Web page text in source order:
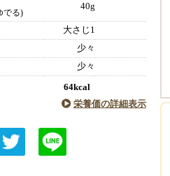
でる)
40g
大さじ1
少々
少々
64kcal
栄養価の詳細表示